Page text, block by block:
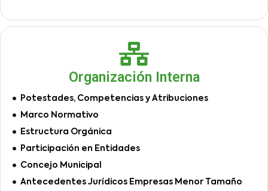
Organización Interna
Potestades, Competencias y Atribuciones
Marco Normativo
Estructura Orgánica
Participación en Entidades
Concejo Municipal
Antecedentes Jurídicos Empresas Menor Tamaño